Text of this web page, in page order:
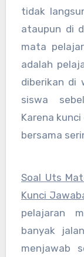
tidak
ataupun di
mata
adalah
diberikan di
siswa
Karena
bersama
Soal Uts
Kunci
pelajaran
banyak
menjawab